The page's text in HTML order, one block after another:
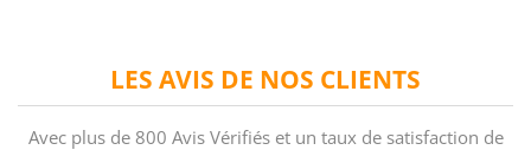
LES AVIS DE NOS CLIENTS
Avec plus de 800 Avis Vérifiés et un taux de satisfaction de